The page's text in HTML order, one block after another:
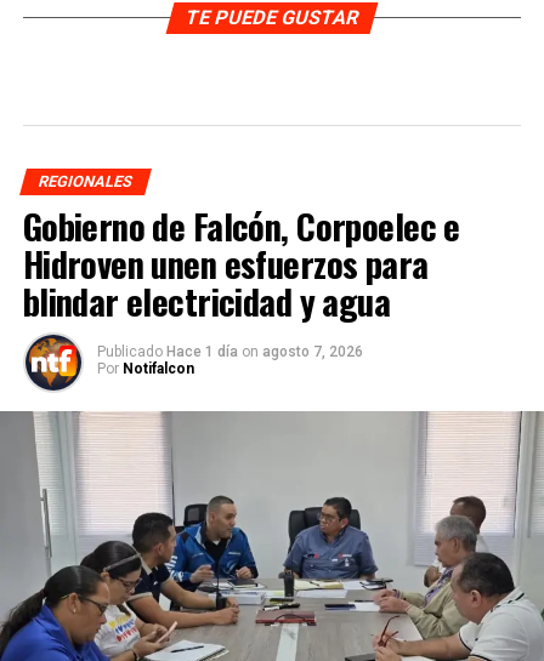
TE PUEDE GUSTAR
REGIONALES
Gobierno de Falcón, Corpoelec e
Hidroven unen esfuerzos para
blindar electricidad y agua
Publicado Hace 1 día on agosto 7, 2026
Por Notifalcon